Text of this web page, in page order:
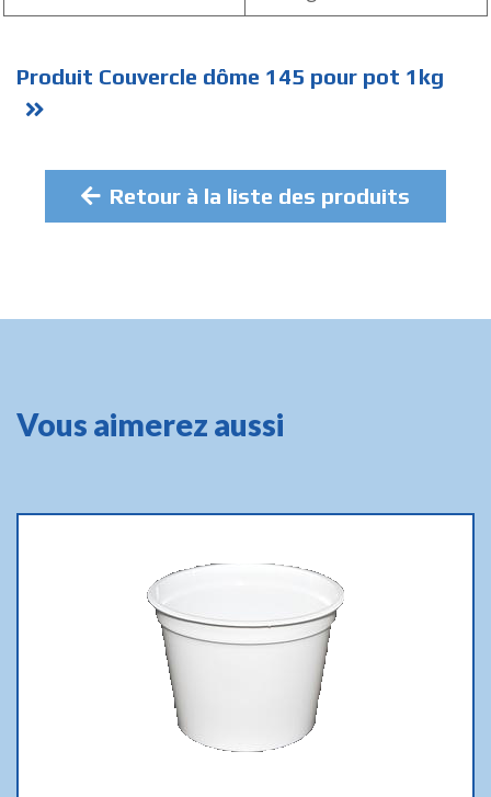
Produit Couvercle dôme 145 pour pot 1kg
Retour à la liste des produits
Vous aimerez aussi